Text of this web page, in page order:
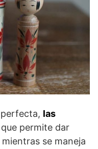
las
que permite dar
se maneja